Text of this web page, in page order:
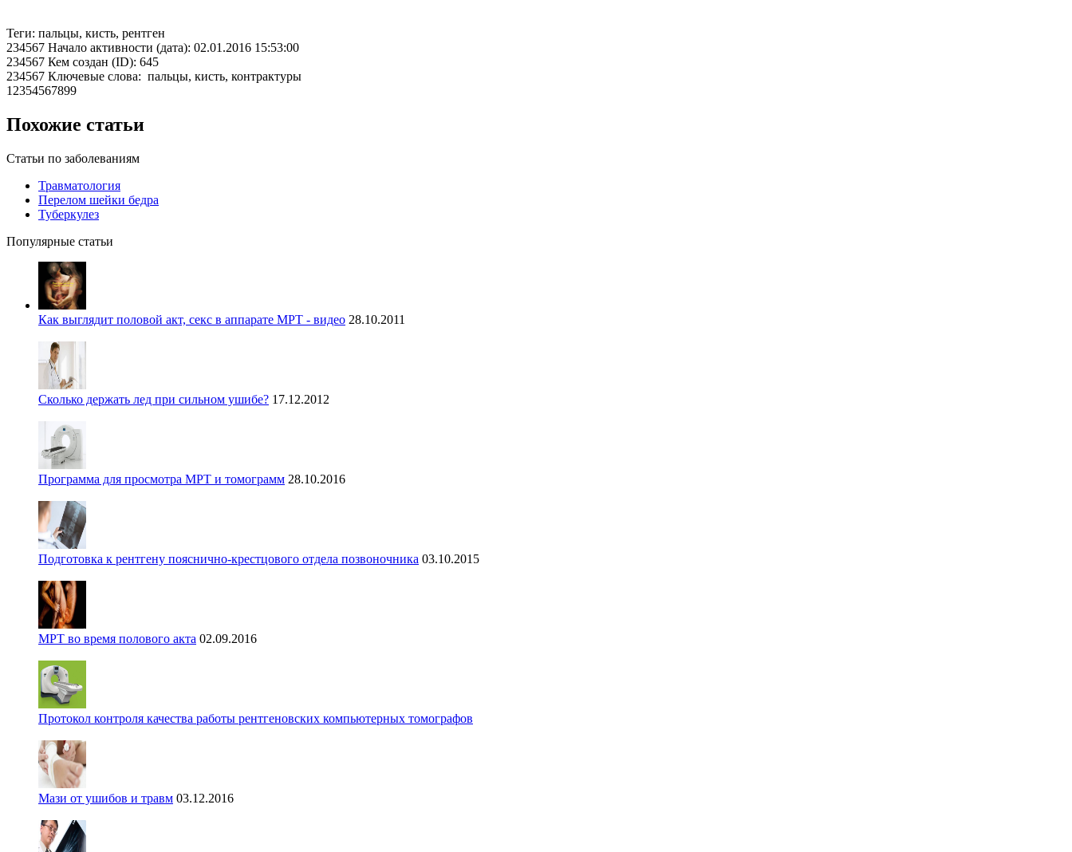
Теги: пальцы, кисть, рентген
234567 Начало активности (дата): 02.01.2016 15:53:00
234567 Кем создан (ID): 645
234567 Ключевые слова: пальцы, кисть, контрактуры
12354567899
Похожие статьи
Статьи по заболеваниям
Травматология
Перелом шейки бедра
Туберкулез
Популярные статьи
Как выглядит половой акт, секс в аппарате МРТ - видео 28.10.2011
Сколько держать лед при сильном ушибе? 17.12.2012
Программа для просмотра МРТ и томограмм 28.10.2016
Подготовка к рентгену пояснично-крестцового отдела позвоночника 03.10.2015
МРТ во время полового акта 02.09.2016
Протокол контроля качества работы рентгеновских компьютерных томографов
Мази от ушибов и травм 03.12.2016